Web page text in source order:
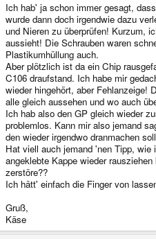
Ich hab' ja schon immer gesagt,
wurde dann doch irgendwie dazu
und Nieren zu überprüfen! Kurzum,
aussieht! Die Schrauben waren
Plastikumhüllung auch.
Aber plötzlich ist da ein Chip
C106 draufstand. Ich habe mir
wieder hingehört, aber Fehlanzeige!
alle gleich aussehen und wo auch
Ich hab also den GP gleich wieder
problemlos. Kann mir also jemand
den wieder irgendwo dranmachen
Hat viell auch jemand 'nen Tipp, wie
angeklebte Kappe wieder
zerstöre??
Ich hätt' einfach die Finger von
Gruß,
Käse